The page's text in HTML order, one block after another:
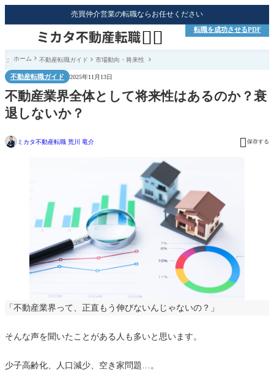
売買仲介営業の転職ならお任せください
 転職を成功させるPDF
 ホーム 不動産転職ガイド 市場動向・将来性
不動産転職ガイド 2025年11月13日
不動産業界全体として将来性はあるのか？衰
退しないか？
ミカタ不動産転職 荒川 竜介  保存する
「不動産業界って、正直もう伸びないんじゃないの？」
そんな声を聞いたことがある人も多いと思います。
少子高齢化、人口減少、空き家問題…。